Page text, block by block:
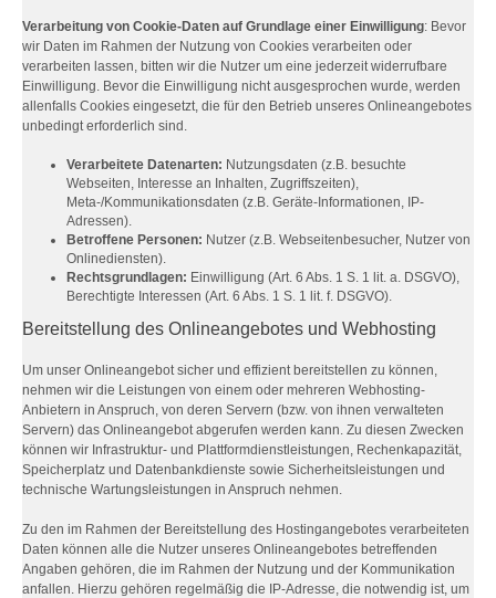
Verarbeitung von Cookie-Daten auf Grundlage einer Einwilligung: Bevor
wir Daten im Rahmen der Nutzung von Cookies verarbeiten oder
verarbeiten lassen, bitten wir die Nutzer um eine jederzeit widerrufbare
Einwilligung. Bevor die Einwilligung nicht ausgesprochen wurde, werden
allenfalls Cookies eingesetzt, die für den Betrieb unseres Onlineangebotes
unbedingt erforderlich sind.
Verarbeitete Datenarten: Nutzungsdaten (z.B. besuchte
Webseiten, Interesse an Inhalten, Zugriffszeiten),
Meta-/Kommunikationsdaten (z.B. Geräte-Informationen, IP-
Adressen).
Betroffene Personen: Nutzer (z.B. Webseitenbesucher, Nutzer von
Onlinediensten).
Rechtsgrundlagen: Einwilligung (Art. 6 Abs. 1 S. 1 lit. a. DSGVO),
Berechtigte Interessen (Art. 6 Abs. 1 S. 1 lit. f. DSGVO).
Bereitstellung des Onlineangebotes und Webhosting
Um unser Onlineangebot sicher und effizient bereitstellen zu können,
nehmen wir die Leistungen von einem oder mehreren Webhosting-
Anbietern in Anspruch, von deren Servern (bzw. von ihnen verwalteten
Servern) das Onlineangebot abgerufen werden kann. Zu diesen Zwecken
können wir Infrastruktur- und Plattformdienstleistungen, Rechenkapazität,
Speicherplatz und Datenbankdienste sowie Sicherheitsleistungen und
technische Wartungsleistungen in Anspruch nehmen.
Zu den im Rahmen der Bereitstellung des Hostingangebotes verarbeiteten
Daten können alle die Nutzer unseres Onlineangebotes betreffenden
Angaben gehören, die im Rahmen der Nutzung und der Kommunikation
anfallen. Hierzu gehören regelmäßig die IP-Adresse, die notwendig ist, um